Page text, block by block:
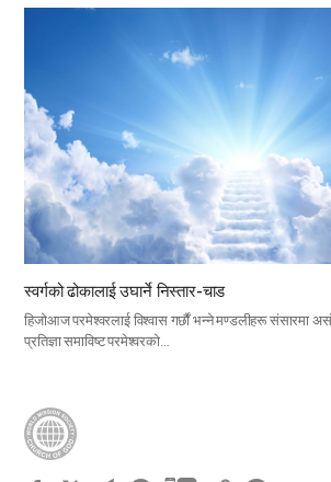
स्वर्गको ढोकालाई उघार्ने निस्तार-चाड
हिजोआज परमेश्वरलाई विश्वास गर्छौं भन्ने मण्डलीहरू संसारमा
प्रतिज्ञा समाविष्ट परमेश्वरको…